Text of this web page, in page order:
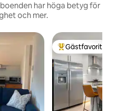
har höga betyg för
och mer.
Populär
Gästfavorit